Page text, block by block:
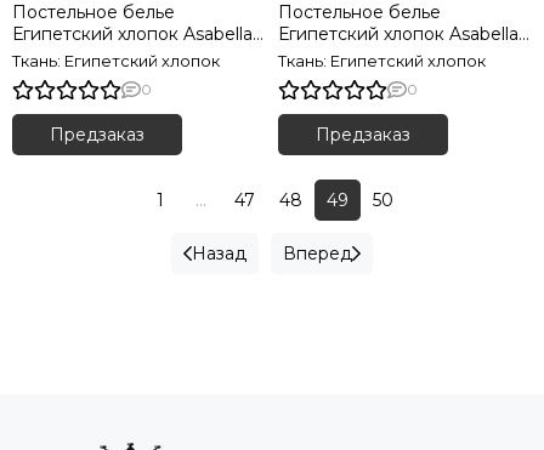
Постельное белье
Египетский хлопок Asabella
2006
Ткань: Египетский хлопок
0
Предзаказ
Постельное белье
Египетский хлопок Asabella
2007
Ткань: Египетский хлопок
0
Предзаказ
Назад
1 ... 47 48 49 50
Вперед